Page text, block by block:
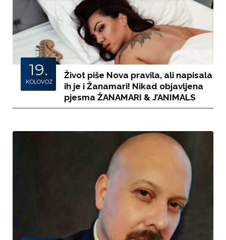
19.
KOLOVOZ
Život piše Nova pravila, ali napisala
ih je i Žanamari! Nikad objavljena
pjesma ŽANAMARI & J’ANIMALS